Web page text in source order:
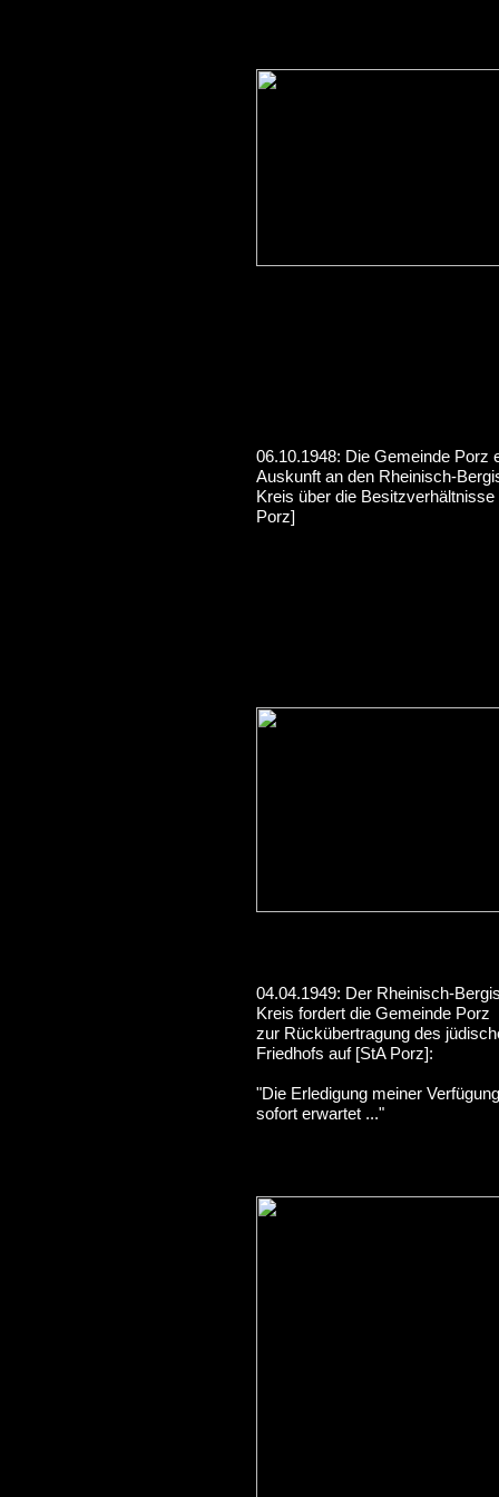
06.10.1948: Die Gemeinde Porz
Auskunft an den Rheinisch-
Kreis über die Besitzverhältnisse
Porz]
04.04.1949: Der Rheinisch-
Kreis fordert die Gemeinde Porz
zur Rückübertragung des
Friedhofs auf [StA Porz]:
"Die Erledigung meiner
sofort erwartet ..."